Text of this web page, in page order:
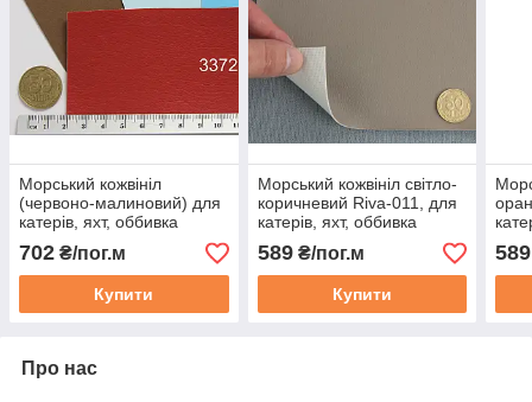
Морський кожвініл
(червоно-малиновий) для
катерів, яхт, оббивка
меблів в ресторанах,
барах, кафе.
702 ₴/пог.м
Купити
Морський кожвініл світло-
коричневий Riva-011, для
катерів, яхт, оббивка
меблів в ресторанах,
барах, кафе, ширина
140см
589₴/пог.м
Купити
589
Про нас